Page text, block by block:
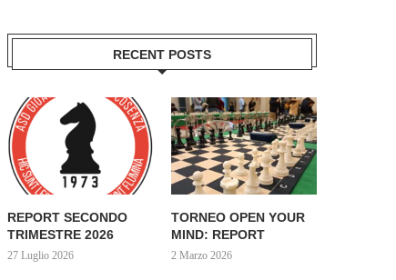
RECENT POSTS
REPORT SECONDO
TRIMESTRE 2026
27 Luglio 2026
TORNEO OPEN YOUR
MIND: REPORT
2 Marzo 2026